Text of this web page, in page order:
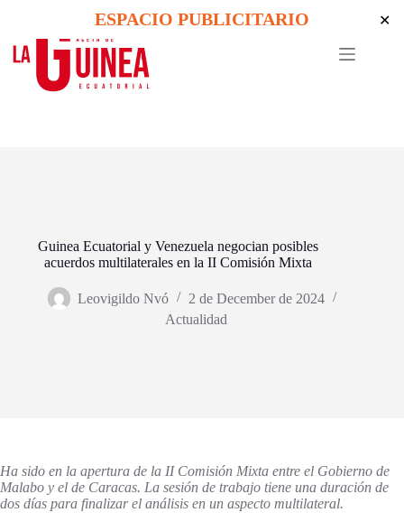
content
ESPACIO PUBLICITARIO ✕
Guinea Ecuatorial y Venezuela negocian posibles
acuerdos multilaterales en la II Comisión Mixta
Leovigildo Nvó
2 de December de 2024
Actualidad
Ha sido en la apertura de la II Comisión Mixta entre el Gobierno de
Malabo y el de Caracas. La sesión de trabajo tiene una duración de
dos días para finalizar el análisis en un aspecto multilateral.